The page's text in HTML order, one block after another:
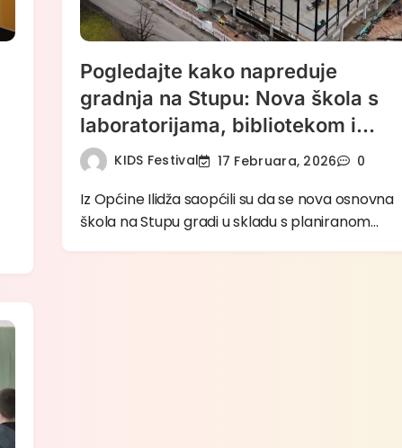
Pogledajte kako napreduje
gradnja na Stupu: Nova škola s
laboratorijama, bibliotekom i
garažom
KIDS Festival 17 Februara, 2026 0
Iz Općine Ilidža saopćili su da se nova osnovna
škola na Stupu gradi u skladu s planiranom…